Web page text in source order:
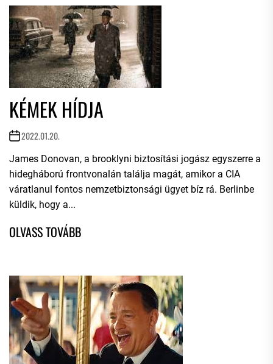
KÉMEK HÍDJA
2022.01.20.
James Donovan, a brooklyni biztosítási jogász egyszerre a
hidegháború frontvonalán találja magát, amikor a CIA
váratlanul fontos nemzetbiztonsági ügyet bíz rá. Berlinbe
küldik, hogy a...